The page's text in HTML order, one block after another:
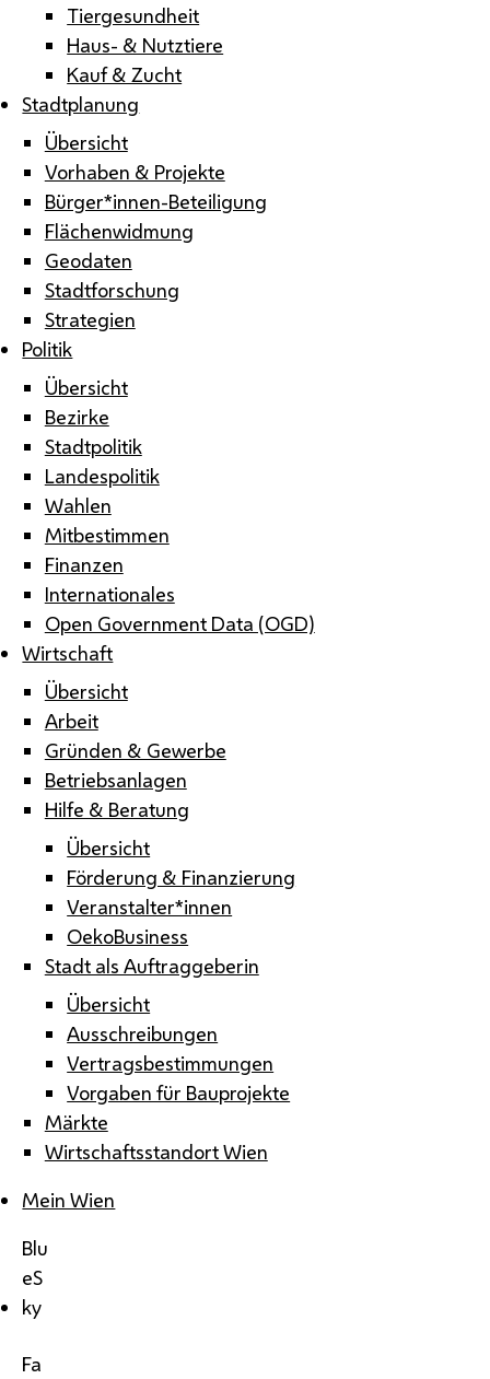
Tiergesundheit
Haus- & Nutztiere
Kauf & Zucht
Stadtplanung
Übersicht
Vorhaben & Projekte
Bürger*innen-Beteiligung
Flächenwidmung
Geodaten
Stadtforschung
Strategien
Politik
Übersicht
Bezirke
Stadtpolitik
Landespolitik
Wahlen
Mitbestimmen
Finanzen
Internationales
Open Government Data (OGD)
Wirtschaft
Übersicht
Arbeit
Gründen & Gewerbe
Betriebsanlagen
Hilfe & Beratung
Übersicht
Förderung & Finanzierung
Veranstalter*innen
OekoBusiness
Stadt als Auftraggeberin
Übersicht
Ausschreibungen
Vertragsbestimmungen
Vorgaben für Bauprojekte
Märkte
Wirtschaftsstandort Wien
Mein Wien
Blu
eS
ky
Fa